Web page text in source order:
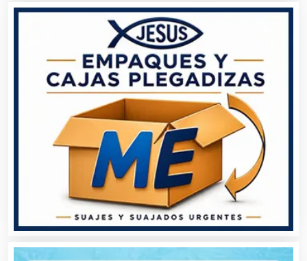
Albercas
Alimentos
Almacenaje
Alquiler de Autos
Alquiler de Equipos para Fiestas